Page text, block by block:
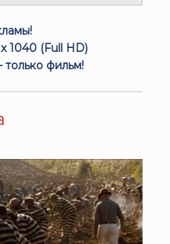
1040 (Full HD)
фильм!